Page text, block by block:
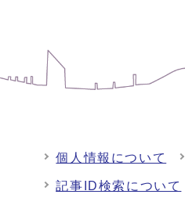
個人情報について
記事ID検索について